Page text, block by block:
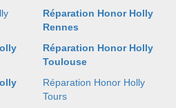
Réparation Honor Holly
Rennes
Réparation Honor Holly
Toulouse
Réparation Honor Holly
Tours